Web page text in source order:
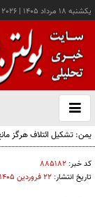
يکشنبه ۱۸ مرداد ۱۴۰۵ |
باز
و
یمن: تشکیل ائتلاف هرگز
کد خبر: ۸۸۵۱۸۲
تاریخ انتشار: ۲۲ فروردين ۱۴۰۵ - ۱۳:۰۲